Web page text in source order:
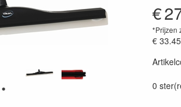
€
*Prijzen
€ 33.45
0